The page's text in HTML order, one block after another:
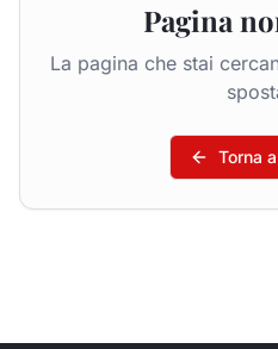
Pagina
La pagina che stai
Torna